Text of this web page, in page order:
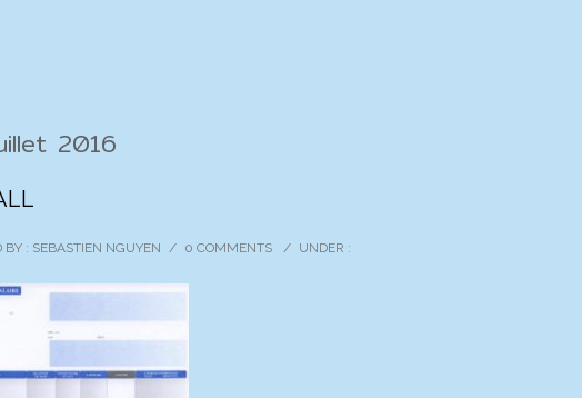
2016
BY : SEBASTIEN NGUYEN / 0 COMMENTS / UNDER :